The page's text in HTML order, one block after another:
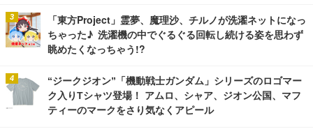
「東方Project」霊夢、魔理沙、チルノが洗濯ネットになっ
ちゃった♪ 洗濯機の中でぐるぐる回転し続ける姿を思わず
眺めたくなっちゃう!?
“ジークジオン”「機動戦士ガンダム」シリーズのロゴマー
ク入りTシャツ登場！ アムロ、シャア、ジオン公国、マフ
ティーのマークをさり気なくアピール